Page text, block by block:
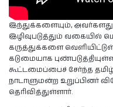
இந்துக்களையும்,
இழிவுபடுத்தும்
கருத்துக்களை
கடுமையாக
கூட்டமைப்பைச் சேர்ந்த
நாடாளுமன்ற உறுப்பினர்
தெரிவித்துள்ளார்.